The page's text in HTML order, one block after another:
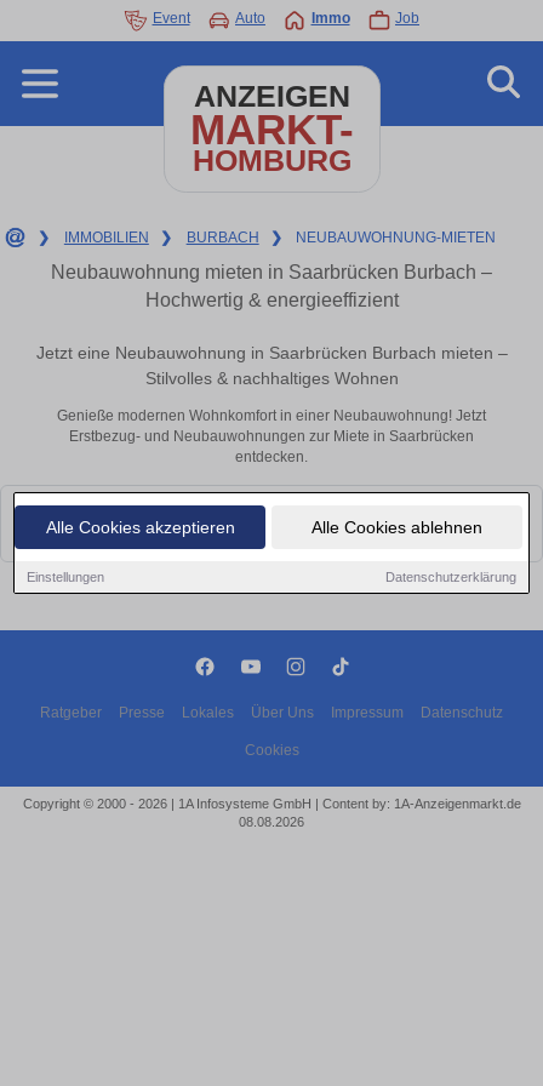
Alle Cookies akzeptieren Alle Cookies ablehnen
Einstellungen Datenschutzerklärung
Event Auto Immo Job
ANZEIGEN
MARKT-
HOMBURG
❯ IMMOBILIEN ❯ BURBACH ❯ NEUBAUWOHNUNG-MIETEN
Neubauwohnung mieten in Saarbrücken Burbach –
Hochwertig & energieeffizient
Jetzt eine Neubauwohnung in Saarbrücken Burbach mieten –
Stilvolles & nachhaltiges Wohnen
Genieße modernen Wohnkomfort in einer Neubauwohnung! Jetzt
Erstbezug- und Neubauwohnungen zur Miete in Saarbrücken
entdecken.
Leider konnten wir derzeit keine passenden Objekte finden. Schauen Sie
bald wieder vorbei!
Ratgeber Presse Lokales Über Uns Impressum Datenschutz
Cookies
Copyright © 2000 - 2026 | 1A Infosysteme GmbH | Content by: 1A-Anzeigenmarkt.de
08.08.2026